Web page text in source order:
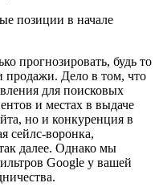
позиции в начале
прогнозировать, будь то
продажи. Дело в том, что
для поисковых
и местах в выдаче
но и конкуренция в
сейлс-воронка,
далее. Однако мы
Google у вашей